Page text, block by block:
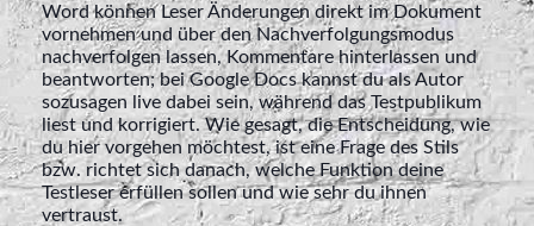
Word können Leser Änderungen direkt im Dokument
vornehmen und über den Nachverfolgungsmodus
nachverfolgen lassen, Kommentare hinterlassen und
beantworten; bei Google Docs kannst du als Autor
sozusagen live dabei sein, während das Testpublikum
liest und korrigiert. Wie gesagt, die Entscheidung, wie
du hier vorgehen möchtest, ist eine Frage des Stils
bzw. richtet sich danach, welche Funktion deine
Testleser erfüllen sollen und wie sehr du ihnen
vertraust.